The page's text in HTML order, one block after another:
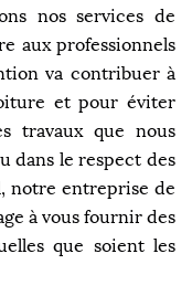
nos services de
aux professionnels
va contribuer à
et pour éviter
travaux que nous
dans le respect des
notre entreprise de
à vous fournir des
que soient les